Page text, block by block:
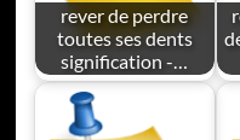
rever de perdre
toutes ses dents
signification -…